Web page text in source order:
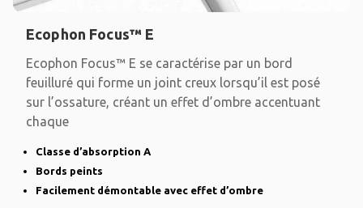
Ecophon Focus™ E
Ecophon Focus™ E se caractérise par un bord
feuilluré qui forme un joint creux lorsqu’il est posé
sur l’ossature, créant un effet d’ombre accentuant
chaque
Classe d’absorption A
Bords peints
Facilement démontable avec effet d’ombre